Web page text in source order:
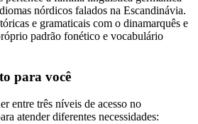
nórdicos falados na Escandinávia.
e gramaticais com o dinamarquês e
padrão fonético e vocabulário
para você
entre três níveis de acesso no
atender diferentes necessidades: